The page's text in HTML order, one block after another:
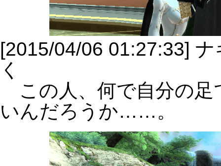
[2015/04/06 01:27:33]
く
この人、何で自分の足
いんだろうか……。